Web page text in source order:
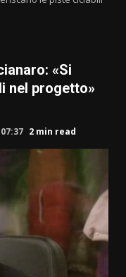
«Si
nel progetto»
2 min read